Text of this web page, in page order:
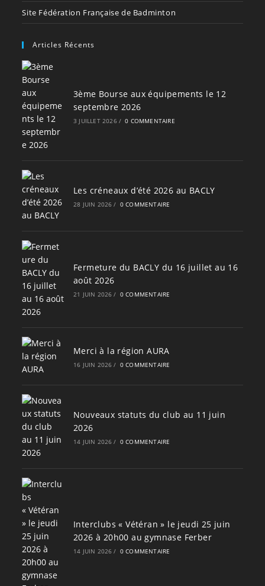
Site Fédération Française de Badminton
Articles Récents
3ème Bourse aux équipements le 12
septembre 2026
3 JUILLET 2026 / 0 COMMENTAIRE
Les créneaux d’été 2026 au BACLY
28 JUIN 2026 / 0 COMMENTAIRE
Fermeture du BACLY du 16 juillet au 16
août 2026
21 JUIN 2026 / 0 COMMENTAIRE
Merci à la région AURA
16 JUIN 2026 / 0 COMMENTAIRE
Nouveaux statuts du club au 11 juin
2026
14 JUIN 2026 / 0 COMMENTAIRE
Interclubs « Vétéran » le jeudi 25 juin
2026 à 20h00 au gymnase Ferber
14 JUIN 2026 / 0 COMMENTAIRE